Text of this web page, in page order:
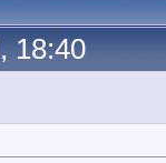
18:40